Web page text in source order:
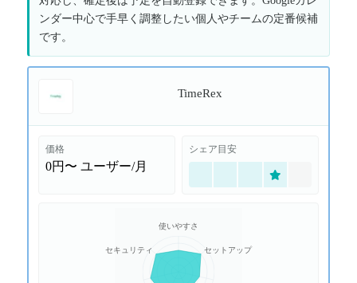
ンダー中心で手早く調整したい個人やチームの定番候補
です。
TimeRex
価格
0円〜 ユーザー/月
シェア目安
使いやすさ
セットアップ
セキュリティ